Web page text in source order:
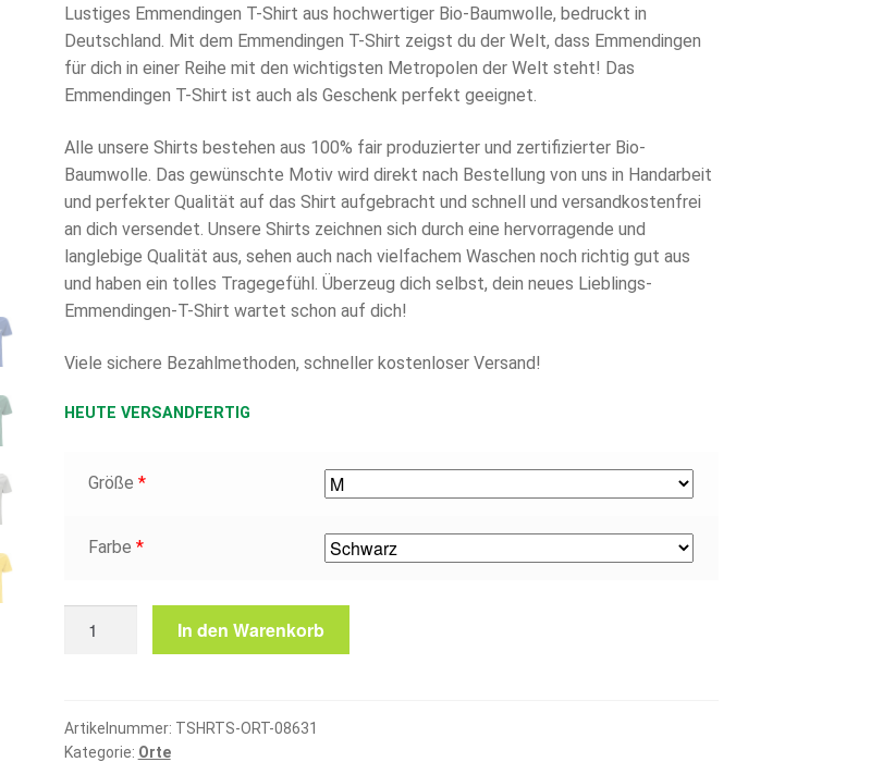
26,90 €
ist:
22,87 €.
Lustiges Emmendingen T-Shirt aus hochwertiger Bio-Baumwolle, bedruckt in
Deutschland. Mit dem Emmendingen T-Shirt zeigst du der Welt, dass Emmendingen
für dich in einer Reihe mit den wichtigsten Metropolen der Welt steht! Das
Emmendingen T-Shirt ist auch als Geschenk perfekt geeignet.
Alle unsere Shirts bestehen aus 100% fair produzierter und zertifizierter Bio-
Baumwolle. Das gewünschte Motiv wird direkt nach Bestellung von uns in Handarbeit
und perfekter Qualität auf das Shirt aufgebracht und schnell und versandkostenfrei
an dich versendet. Unsere Shirts zeichnen sich durch eine hervorragende und
langlebige Qualität aus, sehen auch nach vielfachem Waschen noch richtig gut aus
und haben ein tolles Tragegefühl. Überzeug dich selbst, dein neues Lieblings-
Emmendingen-T-Shirt wartet schon auf dich!
Viele sichere Bezahlmethoden, schneller kostenloser Versand!
HEUTE VERSANDFERTIG
Größe *
Farbe *
In den Warenkorb
Artikelnummer: TSHRTS-ORT-08631
Kategorie: Orte